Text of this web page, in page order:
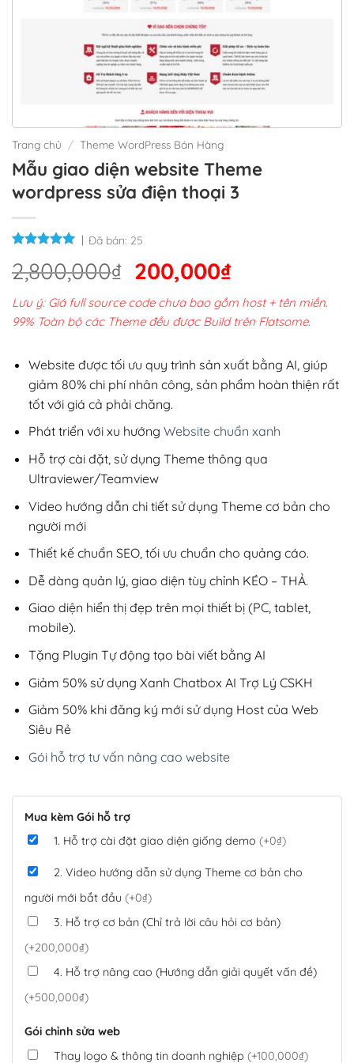
Trang chủ / Theme WordPress Bán Hàng
Mẫu giao diện website Theme
wordpress sửa điện thoại 3
Đã bán: 25
2,800,000₫ Giá
gốc
là:
2,800,000₫.
200,000₫Giá
hiện
tại
200,000₫.
Lưu ý: Giá full source code chưa bao gồm host + tên miền.
99% Toàn bộ các Theme đều được Build trên Flatsome.
Website được tối ưu quy trình sản xuất bằng AI, giúp
giảm 80% chi phí nhân công, sản phẩm hoàn thiện rất
tốt với giá cả phải chăng.
Phát triển với xu hướng Website chuẩn xanh
Hỗ trợ cài đặt, sử dụng Theme thông qua
Ultraviewer/Teamview
Video hướng dẫn chi tiết sử dụng Theme cơ bản cho
người mới
Thiết kế chuẩn SEO, tối ưu chuẩn cho quảng cáo.
Dễ dàng quản lý, giao diện tùy chỉnh KÉO – THẢ.
Giao diện hiển thị đẹp trên mọi thiết bị (PC, tablet,
mobile).
Tặng Plugin Tự động tạo bài viết bằng AI
Giảm 50% sử dụng Xanh Chatbox AI Trợ Lý CSKH
Giảm 50% khi đăng ký mới sử dụng Host của Web
Siêu Rẻ
Gói hỗ trợ tư vấn nâng cao website
Mua kèm Gói hỗ trợ
1. Hỗ trợ cài đặt giao diện giống demo (+0₫)
2. Video hướng dẫn sử dụng Theme cơ bản cho
người mới bắt đầu (+0₫)
3. Hỗ trợ cơ bản (Chỉ trả lời câu hỏi cơ bản)
(+200,000₫)
4. Hỗ trợ nâng cao (Hướng dẫn giải quyết vấn đề)
(+500,000₫)
Gói chỉnh sửa web
Thay logo & thông tin doanh nghiệp (+100,000₫)